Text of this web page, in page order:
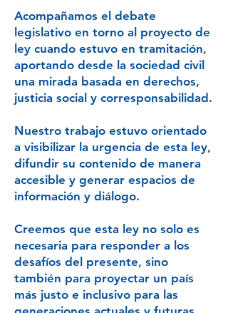
Acompañamos el debate
legislativo en torno al proyecto de
ley cuando estuvo en tramitación,
aportando desde la sociedad civil
una mirada basada en derechos,
justicia social y corresponsabilidad.
Nuestro trabajo estuvo orientado
a visibilizar la urgencia de esta ley,
difundir su contenido de manera
accesible y generar espacios de
información y diálogo.
Creemos que esta ley no solo es
necesaria para responder a los
desafíos del presente, sino
también para proyectar un país
más justo e inclusivo para las